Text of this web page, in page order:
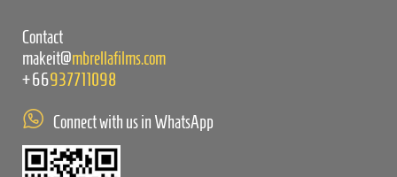
Contact
makeit@mbrellafilms.com
+66937711098
Connect with us in WhatsApp